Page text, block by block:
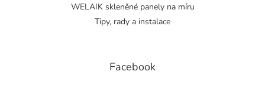
WELAIK skleněné panely na míru
Tipy, rady a instalace
Facebook